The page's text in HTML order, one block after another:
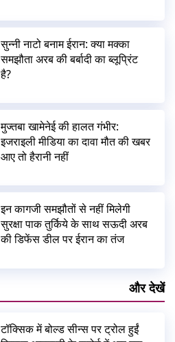
सुन्नी नाटो बनाम ईरान: क्या मक्का
समझौता अरब की बर्बादी का ब्लूप्रिंट
है?
मुज्तबा खामेनेई की हालत गंभीर:
इजराइली मीडिया का दावा मौत की खबर
आए तो हैरानी नहीं
इन कागजी समझौतों से नहीं मिलेगी
सुरक्षा पाक तुर्किये के साथ सऊदी अरब
की डिफेंस डील पर ईरान का तंज
और देखें
टॉक्सिक में बोल्ड सीन्स पर ट्रोल हुईं